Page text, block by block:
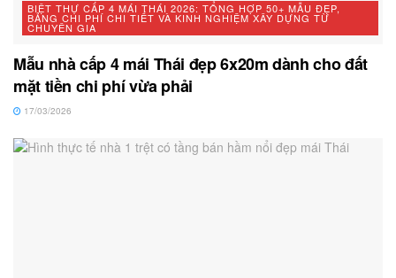
BIỆT THỰ CẤP 4 MÁI THÁI 2026: TỔNG HỢP 50+ MẪU ĐẸP,
BẢNG CHI PHÍ CHI TIẾT VÀ KINH NGHIỆM XÂY DỰNG TỪ
CHUYÊN GIA
Mẫu nhà cấp 4 mái Thái đẹp 6x20m dành cho đất
mặt tiền chi phí vừa phải
17/03/2026